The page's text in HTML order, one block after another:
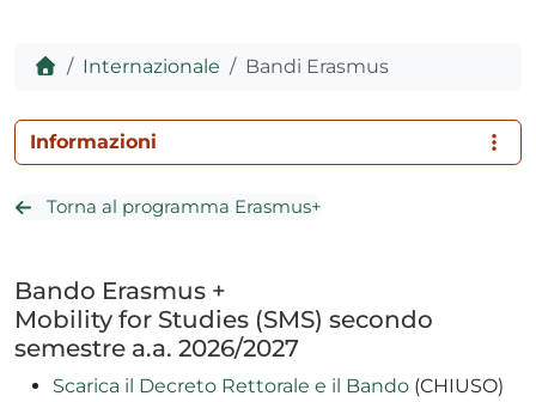
Home
Internazionale Bandi Erasmus
Torna al programma Erasmus+
Bando Erasmus +
Mobility for Studies (SMS) secondo
semestre a.a. 2026/2027
Scarica il Decreto Rettorale e il Bando (CHIUSO)
Informazioni